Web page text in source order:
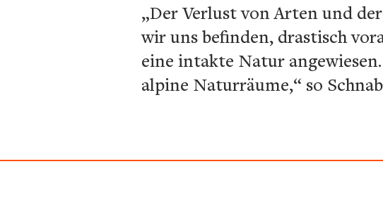
„Der Verlust von Arten und
wir uns befinden, drastisch
eine intakte Natur
alpine Naturräume,“ so